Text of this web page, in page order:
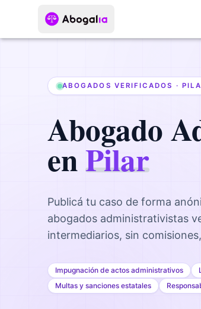
ABOGADOS VERIFICADOS ·
Abogado
enPilar
Publicá tu caso de forma
abogados administrativistas
intermediarios, sin
Impugnación de actos administrativos
Multas y sanciones estatales